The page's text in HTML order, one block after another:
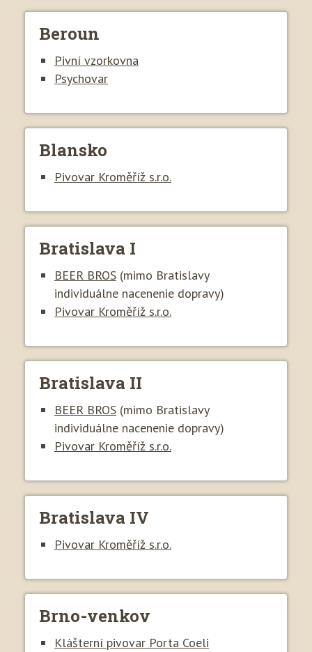
Beroun
Pivní vzorkovna
Psychovar
Blansko
Pivovar Kroměříž s.r.o.
Bratislava I
BEER BROS (mimo Bratislavy
individuálne nacenenie dopravy)
Pivovar Kroměříž s.r.o.
Bratislava II
BEER BROS (mimo Bratislavy
individuálne nacenenie dopravy)
Pivovar Kroměříž s.r.o.
Bratislava IV
Pivovar Kroměříž s.r.o.
Brno-venkov
Klášterní pivovar Porta Coeli